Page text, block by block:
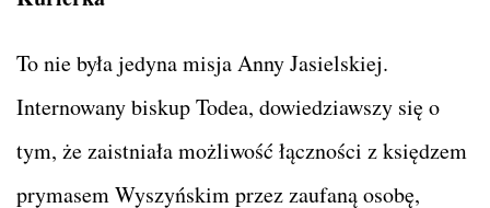
To nie była jedyna misja Anny Jasielskiej.
Internowany biskup Todea, dowiedziawszy się o
tym, że zaistniała możliwość łączności z księdzem
prymasem Wyszyńskim przez zaufaną osobę,